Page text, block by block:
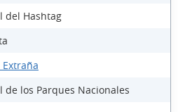
del Hashtag
de los Parques Nacionales